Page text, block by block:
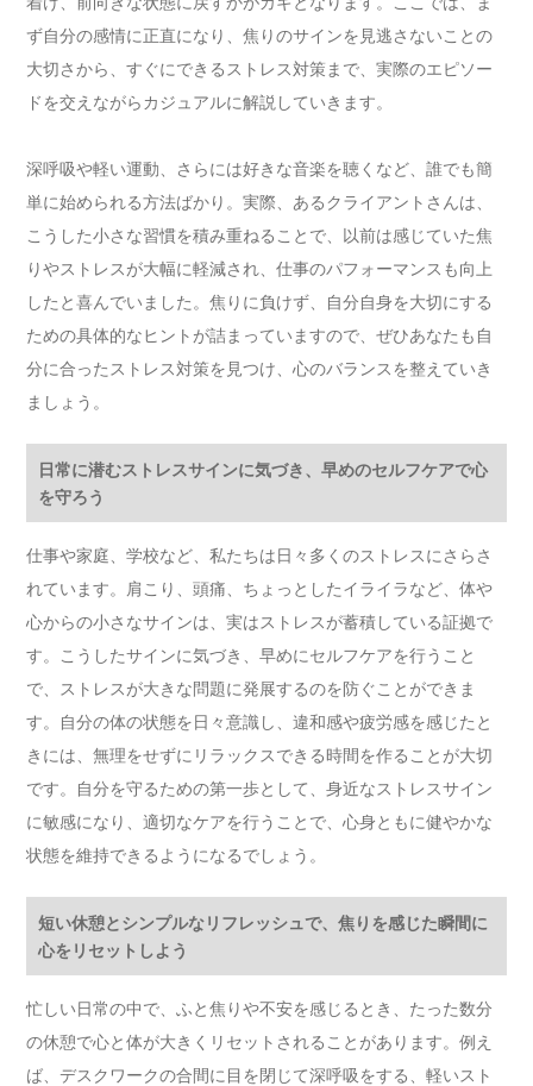
ず自分の感情に正直になり、焦りのサインを見逃さないことの
大切さから、すぐにできるストレス対策まで、実際のエピソー
ドを交えながらカジュアルに解説していきます。
深呼吸や軽い運動、さらには好きな音楽を聴くなど、誰でも簡
単に始められる方法ばかり。実際、あるクライアントさんは、
こうした小さな習慣を積み重ねることで、以前は感じていた焦
りやストレスが大幅に軽減され、仕事のパフォーマンスも向上
したと喜んでいました。焦りに負けず、自分自身を大切にする
ための具体的なヒントが詰まっていますので、ぜひあなたも自
分に合ったストレス対策を見つけ、心のバランスを整えていき
ましょう。
日常に潜むストレスサインに気づき、早めのセルフケアで心
を守ろう
仕事や家庭、学校など、私たちは日々多くのストレスにさらさ
れています。肩こり、頭痛、ちょっとしたイライラなど、体や
心からの小さなサインは、実はストレスが蓄積している証拠で
す。こうしたサインに気づき、早めにセルフケアを行うこと
で、ストレスが大きな問題に発展するのを防ぐことができま
す。自分の体の状態を日々意識し、違和感や疲労感を感じたと
きには、無理をせずにリラックスできる時間を作ることが大切
です。自分を守るための第一歩として、身近なストレスサイン
に敏感になり、適切なケアを行うことで、心身ともに健やかな
状態を維持できるようになるでしょう。
短い休憩とシンプルなリフレッシュで、焦りを感じた瞬間に
心をリセットしよう
忙しい日常の中で、ふと焦りや不安を感じるとき、たった数分
の休憩で心と体が大きくリセットされることがあります。例え
ば、デスクワークの合間に目を閉じて深呼吸をする、軽いスト